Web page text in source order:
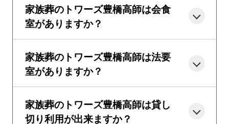
家族葬のトワーズ豊橋高師は会食
室がありますか？
家族葬のトワーズ豊橋高師は法要
室がありますか？
家族葬のトワーズ豊橋高師は貸し
切り利用が出来ますか？